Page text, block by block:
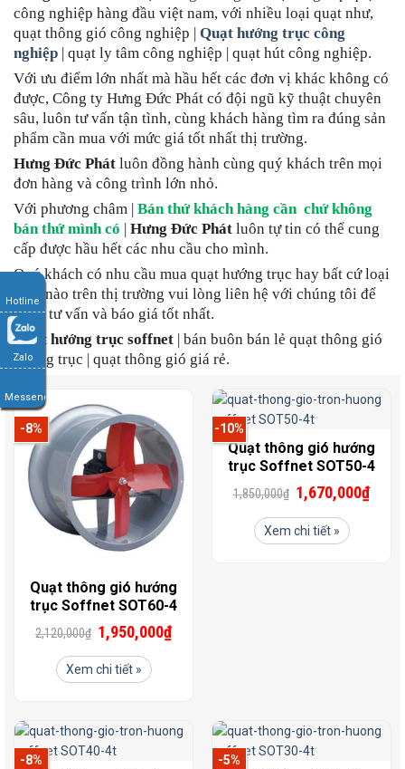
công nghiệp hàng đầu việt nam, với nhiều loại quạt như,
quạt thông gió công nghiệp | Quạt hướng trục công
nghiệp | quạt ly tâm công nghiệp | quạt hút công nghiệp.
Với ưu điểm lớn nhất mà hầu hết các đơn vị khác không có
được, Công ty Hưng Đức Phát có đội ngũ kỹ thuật chuyên
sâu, luôn tư vấn tận tình, cùng khách hàng tìm ra đúng sản
phẩm cần mua với mức giá tốt nhất thị trường.
Hưng Đức Phát luôn đồng hành cùng quý khách trên mọi
đơn hàng và công trình lớn nhỏ.
Với phương châm | Bán thứ khách hàng cần chứ không
bán thứ mình có
Hưng Đức Phát luôn tự tin có thể cung
cấp được hầu hết các nhu cầu cho mình.
Quý khách có nhu cầu mua quạt hướng trục hay bất cứ loại
quạt nào trên thị trường vui lòng liên hệ với chúng tôi để
được tư vấn và báo giá tốt nhất.
Quạt hướng trục soffnet | bán buôn bán lẻ quạt thông gió
hướng trục | quạt thông gió giá rẻ.
-8%
Quạt thông gió hướng
trục Soffnet SOT60-4
2,120,000₫ 1,950,000₫
Xem chi tiết »
-10%
Quạt thông gió hướng
trục Soffnet SOT50-4
1,850,000₫ 1,670,000₫
Xem chi tiết »
-8% -5%
Hotline
Zalo
Messenger